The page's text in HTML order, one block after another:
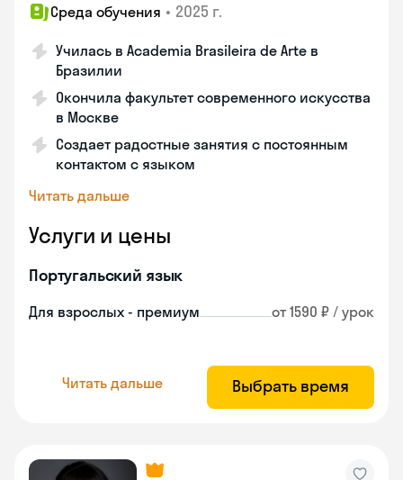
Среда обучения • 2025 г.
Училась в Academia Brasileira de Arte в
Бразилии
Окончила факультет современного искусства
в Москве
Создает радостные занятия с постоянным
контактом с языком
Читать дальше
Услуги и цены
Португальский язык
Для взрослых - премиум от 1590 ₽ / урок
Читать дальше Выбрать время